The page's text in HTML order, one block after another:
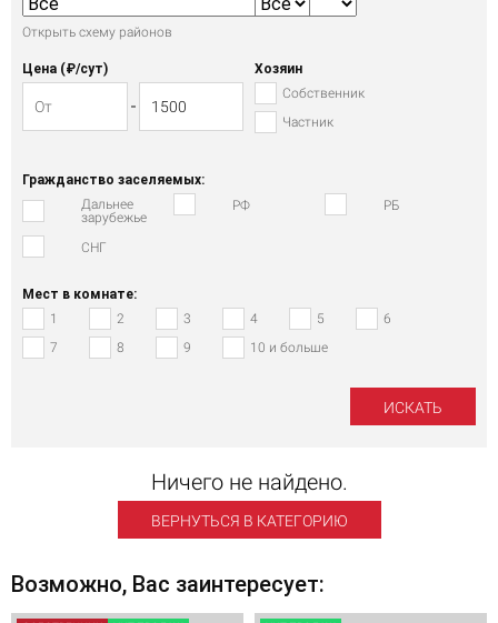
Открыть схему районов
Цена (₽/cут)
Хозяин
Собственник
Частник
Гражданство заселяемых:
Дальнее
зарубежье
РФ РБ
СНГ
Мест в комнате:
1
2 3 4 5
6
7
8 9 10 и больше
Ничего не найдено.
ВЕРНУТЬСЯ В КАТЕГОРИЮ
Возможно, Вас заинтересует: